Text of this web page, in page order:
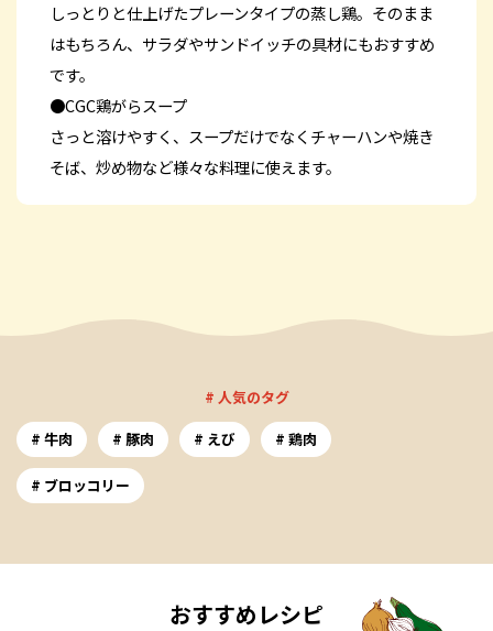
しっとりと仕上げたプレーンタイプの蒸し鶏。そのまま
はもちろん、サラダやサンドイッチの具材にもおすすめ
です。
●CGC鶏がらスープ
さっと溶けやすく、スープだけでなくチャーハンや焼き
そば、炒め物など様々な料理に使えます。
# 人気のタグ
牛肉
豚肉 えび 鶏肉
ブロッコリー
おすすめレシピ